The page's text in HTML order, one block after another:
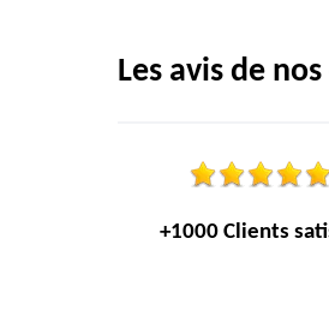
Les avis de
+1000 Clients